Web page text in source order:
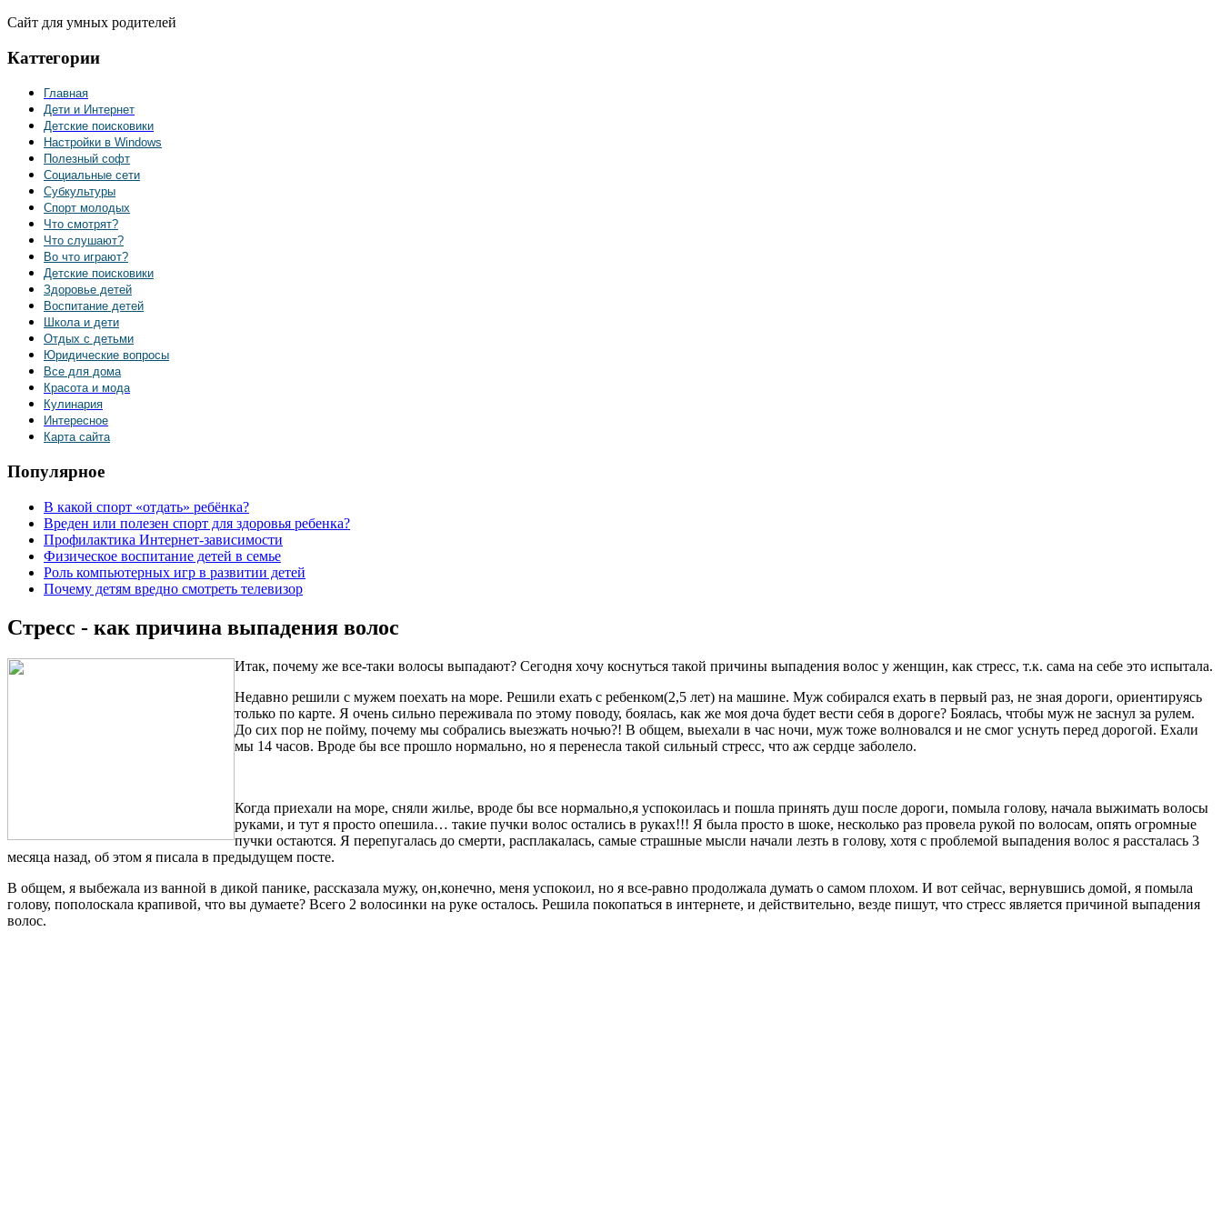
Сайт для умных родителей
Каттегории
Главная
Дети и Интернет
Детские поисковики
Настройки в Windows
Полезный софт
Социальные сети
Субкультуры
Спорт молодых
Что смотрят?
Что слушают?
Во что играют?
Детские поисковики
Здоровье детей
Воспитание детей
Школа и дети
Отдых с детьми
Юридические вопросы
Все для дома
Красота и мода
Кулинария
Интересное
Карта сайта
Популярное
В какой спорт «отдать» ребёнка?
Вреден или полезен спорт для здоровья ребенка?
Профилактика Интернет-зависимости
Физическое воспитание детей в семье
Роль компьютерных игр в развитии детей
Почему детям вредно смотреть телевизор
Стресс - как причина выпадения волос
Итак, почему же все-таки волосы выпадают? Сегодня хочу коснуться такой причины выпадения волос у женщин, как стресс, т.к. сама на себе это испытала.
Недавно решили с мужем поехать на море. Решили ехать с ребенком(2,5 лет) на машине. Муж собирался ехать в первый раз, не зная дороги, ориентируясь
только по карте. Я очень сильно переживала по этому поводу, боялась, как же моя доча будет вести себя в дороге? Боялась, чтобы муж не заснул за рулем.
До сих пор не пойму, почему мы собрались выезжать ночью?! В общем, выехали в час ночи, муж тоже волновался и не смог уснуть перед дорогой. Ехали
мы 14 часов. Вроде бы все прошло нормально, но я перенесла такой сильный стресс, что аж сердце заболело.
Когда приехали на море, сняли жилье, вроде бы все нормально,я успокоилась и пошла принять душ после дороги, помыла голову, начала выжимать волосы
руками, и тут я просто опешила… такие пучки волос остались в руках!!! Я была просто в шоке, несколько раз провела рукой по волосам, опять огромные
пучки остаются. Я перепугалась до смерти, расплакалась, самые страшные мысли начали лезть в голову, хотя с проблемой выпадения волос я рассталась 3
месяца назад, об этом я писала в предыдущем посте.
В общем, я выбежала из ванной в дикой панике, рассказала мужу, он,конечно, меня успокоил, но я все-равно продолжала думать о самом плохом. И вот сейчас, вернувшись домой, я помыла
голову, пополоскала крапивой, что вы думаете? Всего 2 волосинки на руке осталось. Решила покопаться в интернете, и действительно, везде пишут, что стресс является причиной выпадения
волос.